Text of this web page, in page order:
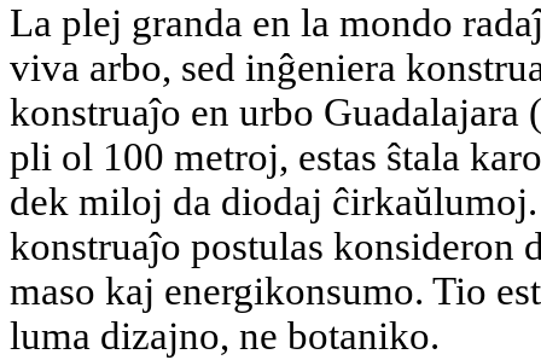
La plej granda en la mondo
viva arbo, sed inĝeniera
konstruaĵo en urbo
pli ol 100 metroj, estas ŝtala
dek miloj da diodaj
konstruaĵo postulas konsideron
maso kaj energikonsumo. Tio
luma dizajno, ne botaniko.